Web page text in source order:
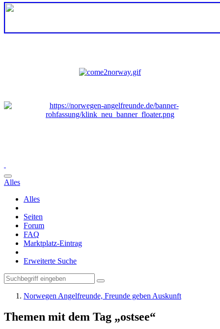
Alles
Alles
Seiten
Forum
FAQ
Marktplatz-Eintrag
Erweiterte Suche
Norwegen Angelfreunde, Freunde geben Auskunft
Themen mit dem Tag „ostsee“